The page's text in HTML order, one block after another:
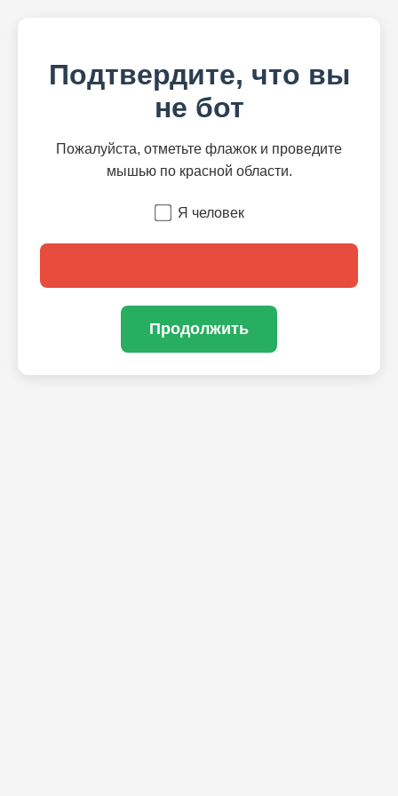
Подтвердите, что вы
не бот
Пожалуйста, отметьте флажок и проведите
мышью по красной области.
Я человек
Продолжить